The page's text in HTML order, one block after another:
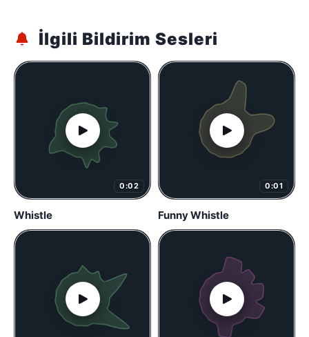
İlgili Bildirim Sesleri
0:02
Whistle
0:01
Funny Whistle